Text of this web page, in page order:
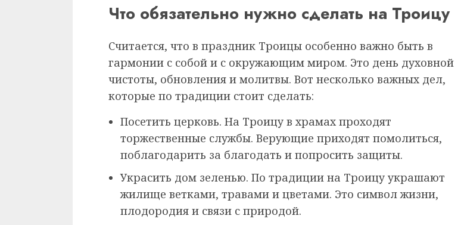
Что обязательно нужно сделать на Троицу
Считается, что в праздник Троицы особенно важно быть в
гармонии с собой и с окружающим миром. Это день духовной
чистоты, обновления и молитвы. Вот несколько важных дел,
которые по традиции стоит сделать:
Посетить церковь. На Троицу в храмах проходят
торжественные службы. Верующие приходят помолиться,
поблагодарить за благодать и попросить защиты.
Украсить дом зеленью. По традиции на Троицу украшают
жилище ветками, травами и цветами. Это символ жизни,
плодородия и связи с природой.